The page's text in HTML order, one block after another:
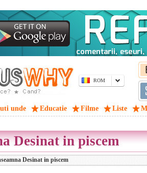
ROM
unde Educatie Filme Liste
Desinat in piscem
Desinat in piscem